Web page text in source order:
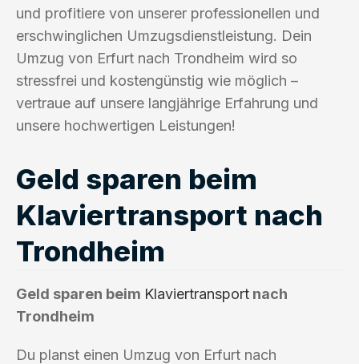
und profitiere von unserer professionellen und
erschwinglichen Umzugsdienstleistung. Dein
Umzug von Erfurt nach Trondheim wird so
stressfrei und kostengünstig wie möglich –
vertraue auf unsere langjährige Erfahrung und
unsere hochwertigen Leistungen!
Geld sparen beim
Klaviertransport nach
Trondheim
Geld sparen beim Klaviertransport nach
Trondheim
Du planst einen Umzug von Erfurt nach